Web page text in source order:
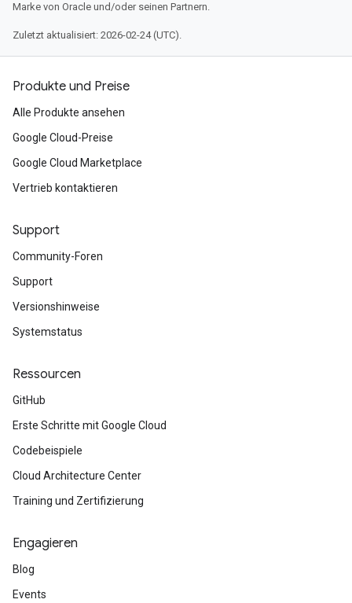
Marke von Oracle und/oder seinen Partnern.
Zuletzt aktualisiert: 2026-02-24 (UTC).
Produkte und Preise
Alle Produkte ansehen
Google Cloud-Preise
Google Cloud Marketplace
Vertrieb kontaktieren
Support
Community-Foren
Support
Versionshinweise
Systemstatus
Ressourcen
GitHub
Erste Schritte mit Google Cloud
Codebeispiele
Cloud Architecture Center
Training und Zertifizierung
Engagieren
Blog
Events